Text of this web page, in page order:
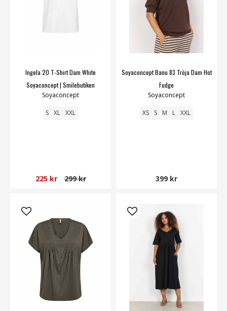
Ingela 20 T-Shirt Dam White
Soyaconcept | Smilebutiken
Soyaconcept
S XL XXL
225 kr 299 kr
Soyaconcept Banu 83 Tröja Dam Hot
Fudge
Soyaconcept
XS S M L XXL
399 kr